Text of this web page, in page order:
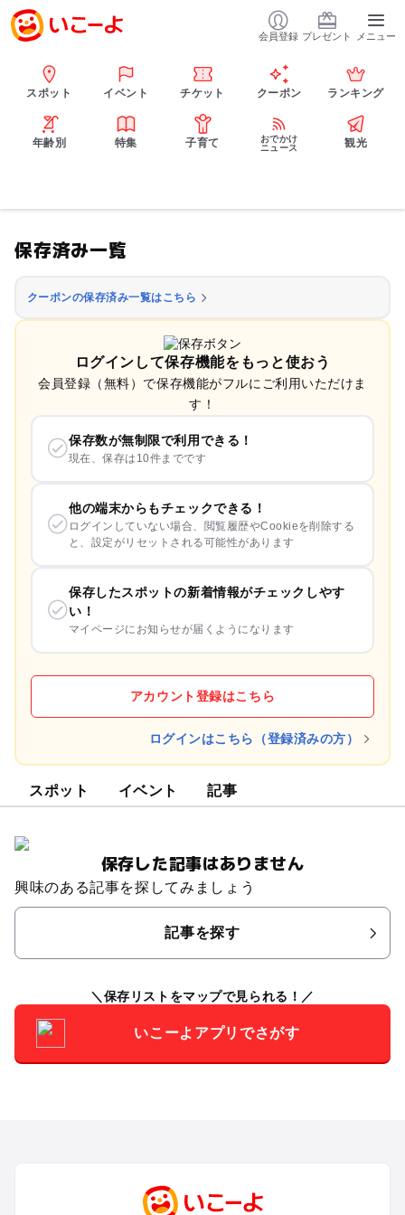
会員登録 プレゼント メニュー
スポット イベント チケット クーポン ランキング
年齢別 特集 子育て
おでかけ
ニュース
観光
保存済み一覧
クーポンの保存済み一覧はこちら
ログインして保存機能をもっと使おう
会員登録（無料）で保存機能がフルにご利用いただけま
す！
保存数が無制限で利用できる！
現在、保存は10件までです
他の端末からもチェックできる！
ログインしていない場合、閲覧履歴やCookieを削除する
と、設定がリセットされる可能性があります
保存したスポットの新着情報がチェックしやす
い！
マイページにお知らせが届くようになります
アカウント登録はこちら
ログインはこちら（登録済みの方）
スポット イベント 記事
保存した記事はありません
興味のある記事を探してみましょう
記事を探す
保存リストをマップで見られる！
いこーよアプリでさがす